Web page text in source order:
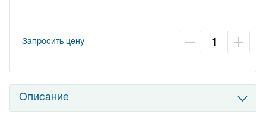
Запросить цену
Описание